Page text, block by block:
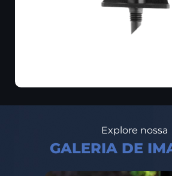
Explore nossa
GALERIA DE